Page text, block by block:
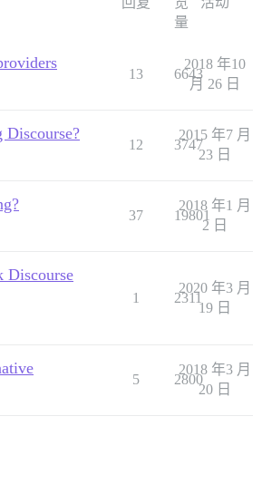
量
13 6643
2018 年10
月 26 日
Discourse?
12 3747
2015 年7 月
23 日
37 19801
2018 年1 月
2 日
Discourse
1 2311
2020 年3 月
19 日
5 2800
2018 年3 月
20 日